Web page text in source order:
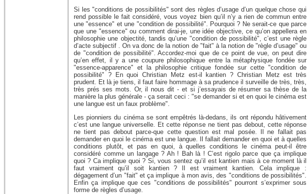
Si les "conditions de possibilités" sont des règles d’usage d’un quelque chose qui
rend possible le fait considéré, vous voyez bien qu’il n’y a rien de commun entre
une "essence" et une "condition de possibilité". Pourquoi ? Ne serait-ce que parce
que une "essence" ou comment dirai-je, une idée objective, ce qu’on appellera en
philosophie une objectité, tandis qu’une "condition de possibilité", c’est une règle
d’acte subjectif . On va donc de la notion de "fait" à la notion de "règle d’usage" ou
de "condition de possibilité". Accordez-moi que de ce point de vue, on peut dire
qu’en effet, il y a une coupure philosophique entre la métaphysique fondée sur
"essence-apparence" et la philosophie critique fondée sur cette "condition de
possibilité" ? En quoi Christian Metz est-il kantien ? Christian Metz est très
prudent. Et là je tiens, il faut faire hommage à sa prudence il surveille de très, très,
très prés ses mots. Or, il nous dit - et si j’essayais de résumer sa thèse de la
manière la plus générale - ça serait ceci : "se demander si et en quoi le cinéma est
une langue est un faux problème".
Les pionniers du cinéma se sont empêtrés là-dedans, ils ont répondu hâtivement
c’est une langue universelle. Et cette réponse ne tient pas debout, cette réponse
ne tient pas debout parce-que cette question est mal posée. Il ne fallait pas
demander en quoi le cinéma est une langue. Il fallait demander en quoi et à quelles
conditions plutôt, et pas en quoi, à quelles conditions le cinéma peut-il être
considéré comme un langage ? Ah ! Bah là ! C’est rigolo parce que ça implique
quoi ? Ca implique quoi ? Si, vous sentez qu’il est kantien mais à ce moment là il
faut vraiment qu’il soit kantien ? Il est vraiment kantien. Cela implique :
dégagement d’un "fait" et ça implique à mon avis, des "conditions de possibilités".
Enfin ça implique que ces "conditions de possibilités" pourront s’exprimer sous
forme de règles d’usage.